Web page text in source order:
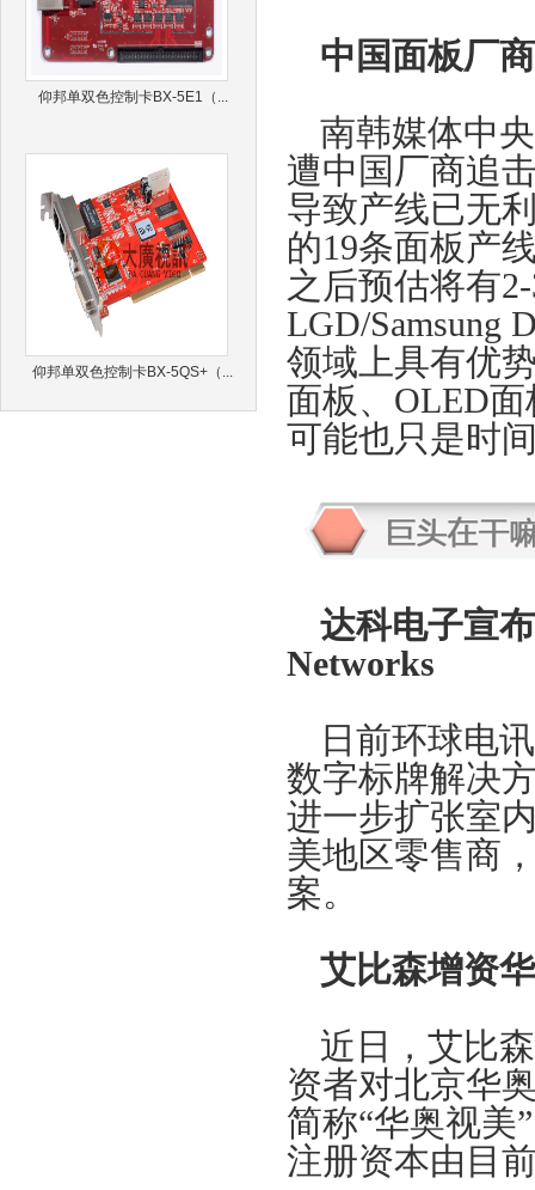
仰邦单双色控制卡BX-5E1（...
仰邦单双色控制卡BX-5QS+（...
中国面板厂
南韩媒体中
遭中国厂商追
导致产线已无
的19条面板产
之后预估将有
LGD/Samsung
领域上具有优
面板、OLED
可能也只是时
达科电子宣
Networks
日前环球电
数字标牌解决
进一步扩张室
美地区零售商
案。
艾比森增资
近日，艾比
资者对北京华
简称“华奥视美
注册资本由目